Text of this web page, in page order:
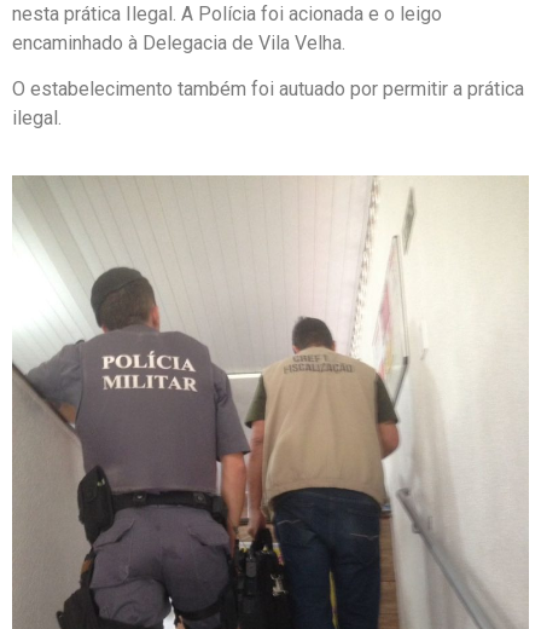
nesta prática Ilegal. A Polícia foi acionada e o leigo
encaminhado à Delegacia de Vila Velha.
O estabelecimento também foi autuado por permitir a prática
ilegal.